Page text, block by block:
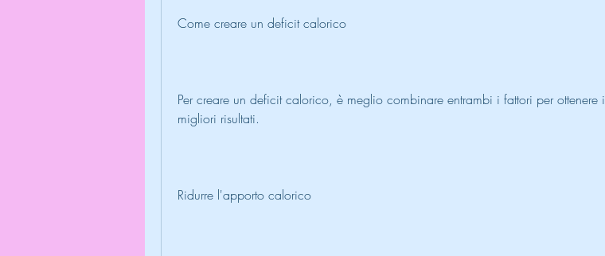
Come creare un deficit calorico
Per creare un deficit calorico, è meglio combinare entrambi i fattori per ottenere i
migliori risultati.
Ridurre l'apporto calorico